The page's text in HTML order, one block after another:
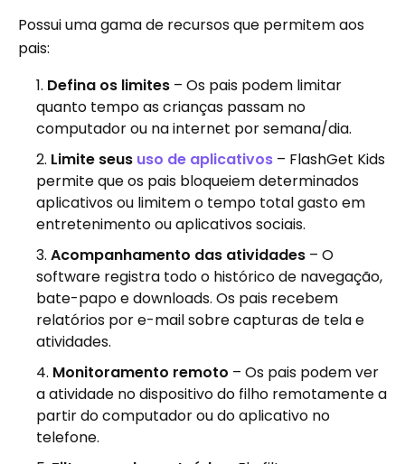
Possui uma gama de recursos que permitem aos
pais:
Defina os limites – Os pais podem limitar
quanto tempo as crianças passam no
computador ou na internet por semana/dia.
Limite seus uso de aplicativos – FlashGet Kids
permite que os pais bloqueiem determinados
aplicativos ou limitem o tempo total gasto em
entretenimento ou aplicativos sociais.
Acompanhamento das atividades – O
software registra todo o histórico de navegação,
bate-papo e downloads. Os pais recebem
relatórios por e-mail sobre capturas de tela e
atividades.
Monitoramento remoto – Os pais podem ver
a atividade no dispositivo do filho remotamente a
partir do computador ou do aplicativo no
telefone.